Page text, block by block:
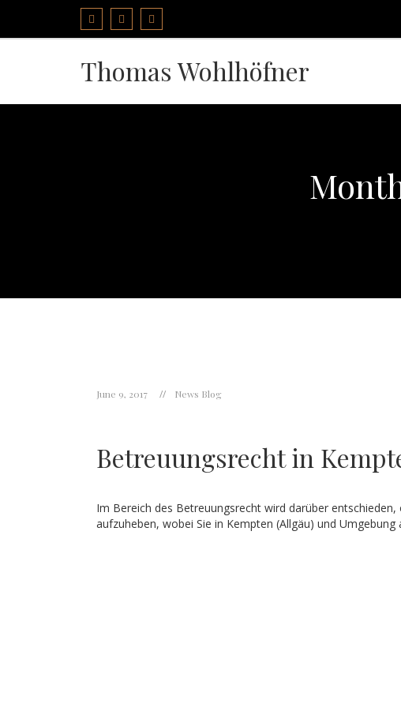
Thomas Wohlhöfner
June 9, 2017 News Blog
Betreuungsrecht in
Im Bereich des Betreuungsrecht wird darüber
aufzuheben, wobei Sie in Kempten (Allgäu) und